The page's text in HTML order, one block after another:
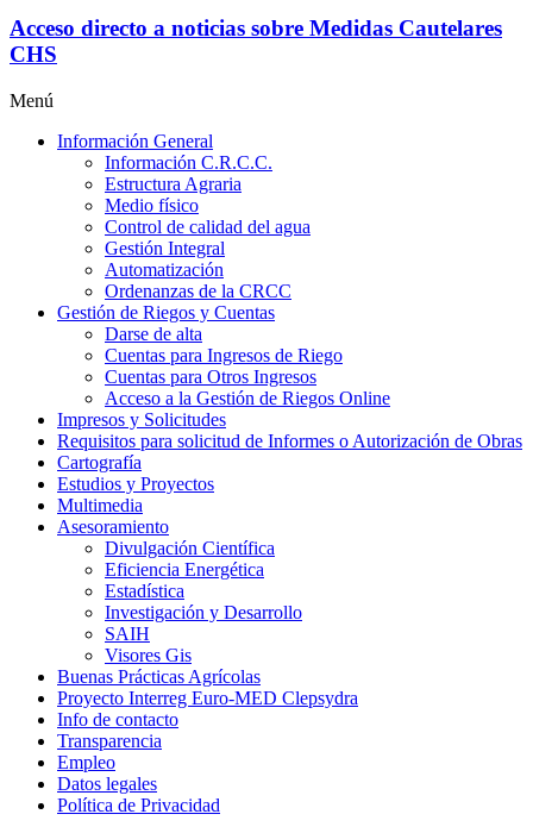
Acceso directo a noticias sobre Medidas Cautelares
CHS
Menú
Información General
Información C.R.C.C.
Estructura Agraria
Medio físico
Control de calidad del agua
Gestión Integral
Automatización
Ordenanzas de la CRCC
Gestión de Riegos y Cuentas
Darse de alta
Cuentas para Ingresos de Riego
Cuentas para Otros Ingresos
Acceso a la Gestión de Riegos Online
Impresos y Solicitudes
Requisitos para solicitud de Informes o Autorización de Obras
Cartografía
Estudios y Proyectos
Multimedia
Asesoramiento
Divulgación Científica
Eficiencia Energética
Estadística
Investigación y Desarrollo
SAIH
Visores Gis
Buenas Prácticas Agrícolas
Proyecto Interreg Euro-MED Clepsydra
Info de contacto
Transparencia
Empleo
Datos legales
Política de Privacidad